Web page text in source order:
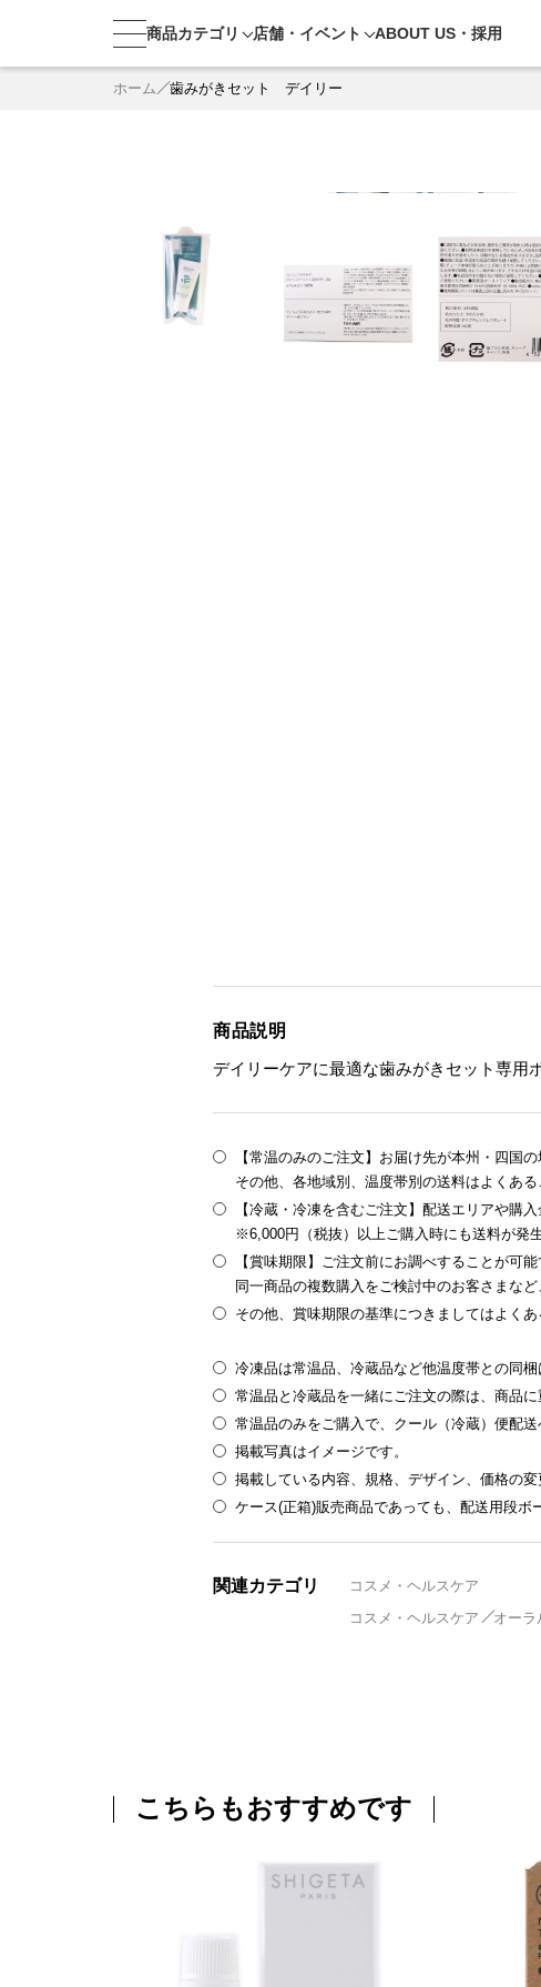
商品カテゴリ 店舗・ イベント ABOUT US・ 採用
ホーム 歯みがきセット デイリー
商品説明
デイリーケアに最適な歯みがきセット専用
【常温のみのご注文】お届け先が本州・四国
その他、各地域別、温度帯別の送料はよくあ
【冷蔵・冷凍を含むご注文】配送エリアや購
※6,000円（税抜）以上ご購入時にも送料が発
【賞味期限】ご注文前にお調べすることが可能
同一商品の複数購入をご検討中のお客さまな
その他、賞味期限の基準につきましてはよく
冷凍品は常温品、冷蔵品など他温度帯との同梱
常温品と冷蔵品を一緒にご注文の際は、商品
常温品のみをご購入で、クール（冷蔵）便配
掲載写真はイメージです。
掲載している内容、規格、デザイン、価格の
ケース(正箱)販売商品であっても、配送用段ボ
関連カテゴリ
コスメ・ヘルスケア
コスメ・ヘルスケア
オーラ
こちらもおすすめです